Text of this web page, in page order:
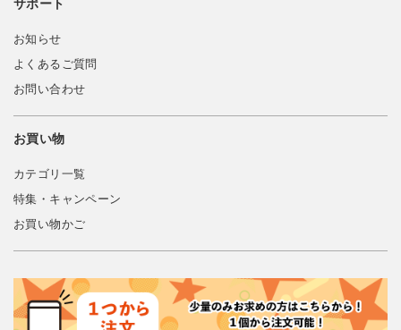
サポート
お知らせ
よくあるご質問
お問い合わせ
お買い物
カテゴリ一覧
特集・キャンペーン
お買い物かご